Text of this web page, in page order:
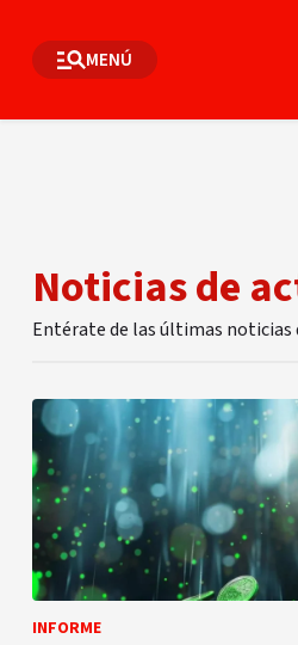
MENÚ
Noticias de
Entérate de las últimas
INFORME